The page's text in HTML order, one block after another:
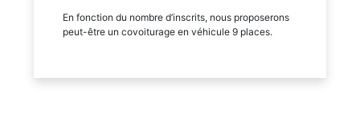
En fonction du nombre d’inscrits, nous proposerons
peut-être un covoiturage en véhicule 9 places.